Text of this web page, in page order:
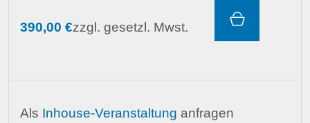
390,00 €zzgl. gesetzl. Mwst.
Als Inhouse-Veranstaltung anfragen